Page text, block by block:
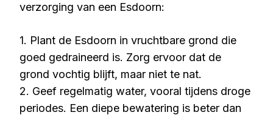
verzorging van een Esdoorn:
1. Plant de Esdoorn in vruchtbare grond die
goed gedraineerd is. Zorg ervoor dat de
grond vochtig blijft, maar niet te nat.
2. Geef regelmatig water, vooral tijdens droge
periodes. Een diepe bewatering is beter dan